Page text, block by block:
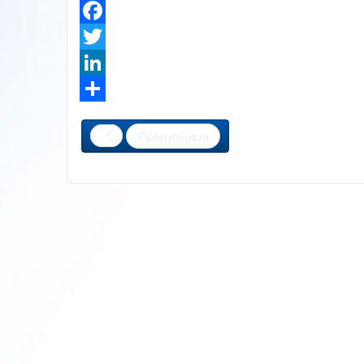
Facebook
Twitter
LinkedIn
Προηγούμενο